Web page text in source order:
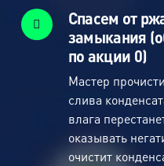
Спасем от
замыкания
по акции 0)
Мастер
слива
влага
оказывать
очистит